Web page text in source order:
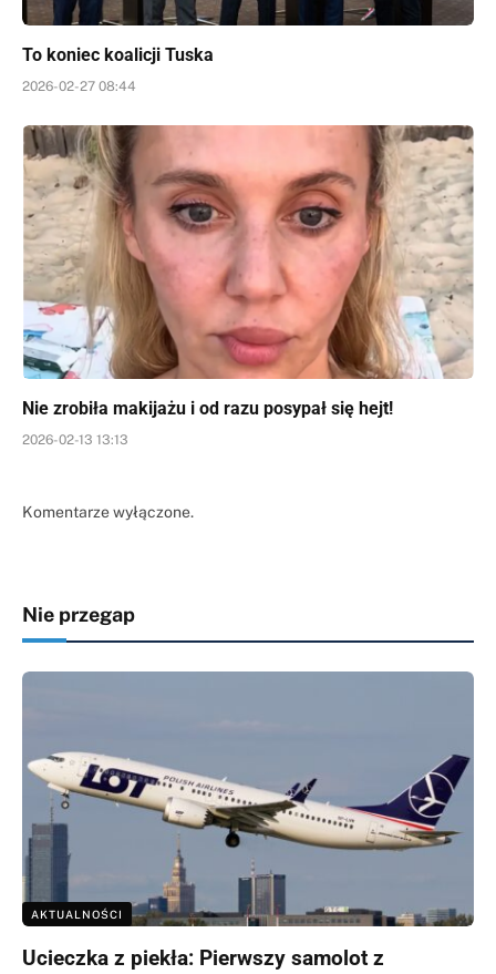
To koniec koalicji Tuska
2026-02-27 08:44
Nie zrobiła makijażu i od razu posypał się hejt!
2026-02-13 13:13
Komentarze wyłączone.
Nie przegap
AKTUALNOŚCI
Ucieczka z piekła: Pierwszy samolot z